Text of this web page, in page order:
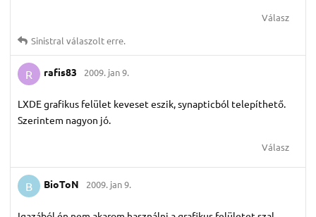
Válasz
Sinistral válaszolt erre.
R rafis83 2009. jan 9.
LXDE grafikus felület keveset eszik, synapticból telepíthető.
Szerintem nagyon jó.
Válasz
B BioToN 2009. jan 9.